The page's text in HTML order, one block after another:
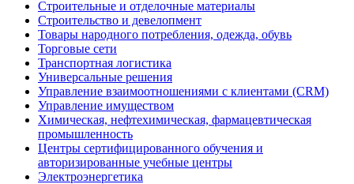
Строительные и отделочные материалы
Строительство и девелопмент
Товары народного потребления, одежда, обувь
Торговые сети
Транспортная логистика
Универсальные решения
Управление взаимоотношениями с клиентами (CRM)
Управление имуществом
Химическая, нефтехимическая, фармацевтическая
промышленность
Центры сертифицированного обучения и
авторизированные учебные центры
Электроэнергетика